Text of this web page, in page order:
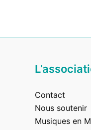
Contact
Nous soutenir
Musiques en